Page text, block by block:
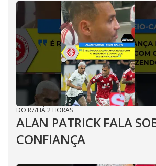
DO R7/HÁ 2 HORAS
ALAN PATRICK FALA
CONFIANÇA